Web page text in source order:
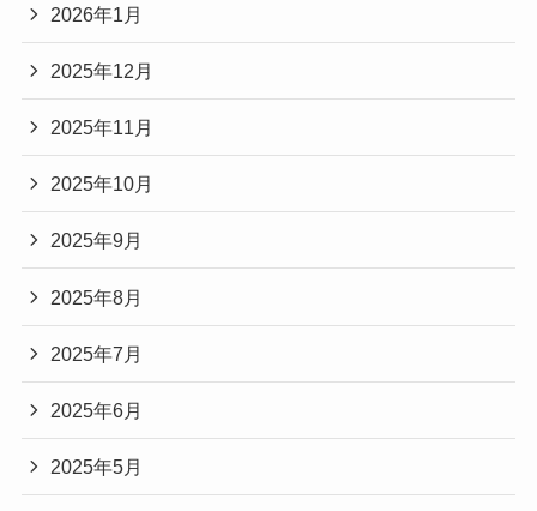
2026年1月
2025年12月
2025年11月
2025年10月
2025年9月
2025年8月
2025年7月
2025年6月
2025年5月